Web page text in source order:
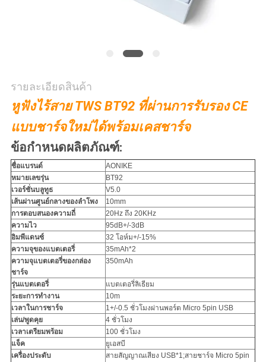
รายละเอียดสินค้า
หูฟังไร้สาย TWS BT92 ที่ผ่านการรับรอง CE
แบบชาร์จใหม่ได้พร้อมเคสชาร์จ
ข้อกำหนดผลิตภัณฑ์:
ชื่อแบรนด์
AONIKE
หมายเลขรุ่น
BT92
เวอร์ชั่นบลูทูธ
V5.0
เส้นผ่านศูนย์กลางของลำโพง
10mm
การตอบสนองความถี่
20Hz ถึง 20KHz
ความไว
95dB+/-3dB
อิมพีแดนซ์
32 โอห์ม+/-15%
ความจุของแบตเตอรี่
35mAh*2
ความจุแบตเตอรี่ของกล่อง
ชาร์จ
350mAh
รุ่นแบตเตอรี่
แบตเตอรี่ลิเธียม
ระยะการทำงาน
10m
เวลาในการชาร์จ
1+/-0.5 ชั่วโมงผ่านพอร์ต Micro 5pin USB
เล่น/พูดคุย
4 ชั่วโมง
เวลาเตรียมพร้อม
100 ชั่วโมง
แจ็ค
ยูเอสบี
เครื่องประดับ
สายสัญญาณเสียง USB*1;สายชาร์จ Micro 5pin